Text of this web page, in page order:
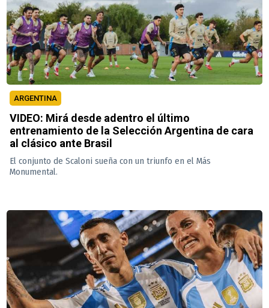
ARGENTINA
VIDEO: Mirá desde adentro el último
entrenamiento de la Selección Argentina de cara
al clásico ante Brasil
El conjunto de Scaloni sueña con un triunfo en el Más
Monumental.